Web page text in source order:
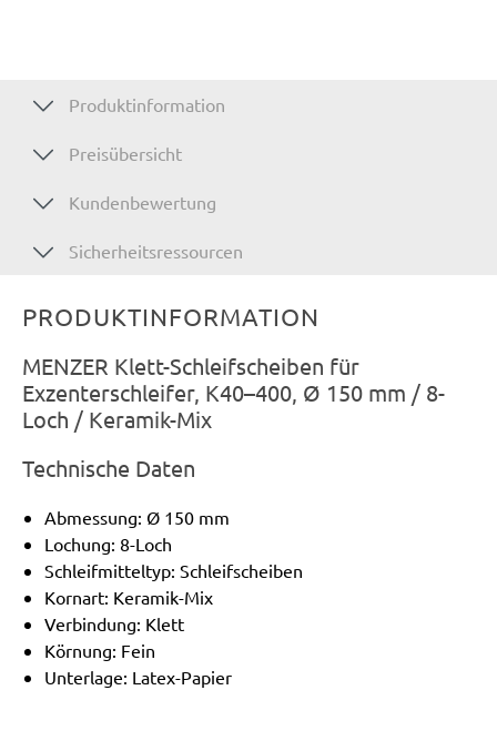
Produktinformation
Preisübersicht
Kundenbewertung
Sicherheitsressourcen
PRODUKTINFORMATION
MENZER Klett-Schleifscheiben für
Exzenterschleifer, K40–400, Ø 150 mm / 8-
Loch / Keramik-Mix
Technische Daten
Abmessung: Ø 150 mm
Lochung: 8-Loch
Schleifmitteltyp: Schleifscheiben
Kornart: Keramik-Mix
Verbindung: Klett
Körnung: Fein
Unterlage: Latex-Papier